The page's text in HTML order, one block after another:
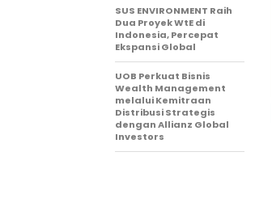
SUS ENVIRONMENT Raih
Dua Proyek WtE di
Indonesia, Percepat
Ekspansi Global
UOB Perkuat Bisnis
Wealth Management
melalui Kemitraan
Distribusi Strategis
dengan Allianz Global
Investors